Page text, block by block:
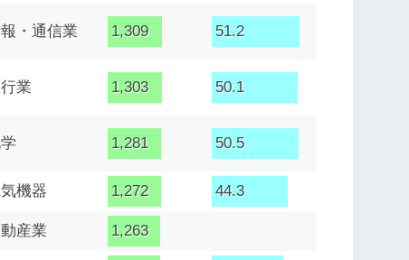
・通信業 1,309 51.2
業 1,303 50.1
1,281 50.5
機器 1,272 44.3
産業 1,263